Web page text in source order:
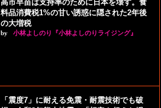
高市早苗は支持率のために日本を壊す。食
料品消費税1%の甘い誘惑に隠された2年後
の大増税
by 小林よしのり『小林よしのりライジング』
「震度7」に耐える免震・耐震技術でも破